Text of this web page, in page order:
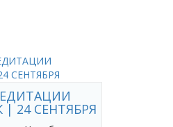
| 24 СЕНТЯБРЯ